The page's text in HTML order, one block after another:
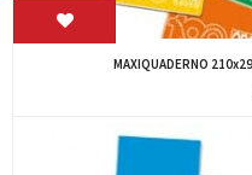
MAXIQUADERNO